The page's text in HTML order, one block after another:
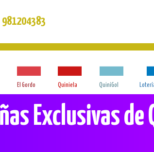
981204383
El Gordo Quiniela QuiniGol
Exclusivas